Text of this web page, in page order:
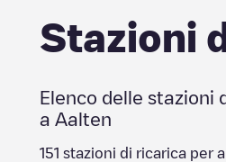
Stazioni
Elenco delle stazioni
a Aalten
151 stazioni di ricarica per